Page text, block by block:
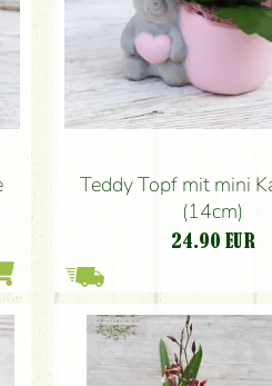
Teddy Topf mit mini
(14cm)
24.90 EUR